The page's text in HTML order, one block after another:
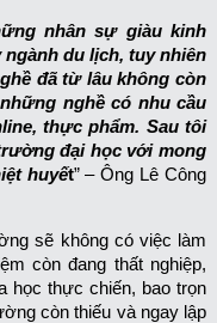
nhân sự giàu kinh
ngành du lịch, tuy nhiên
đã từ lâu không còn
nghề có nhu cầu
thực phẩm. Sau tôi
đại học với mong
huyết” – Ông Lê Công
sẽ không có việc làm
còn đang thất nghiệp,
học thực chiến, bao trọn
còn thiếu và ngay lập